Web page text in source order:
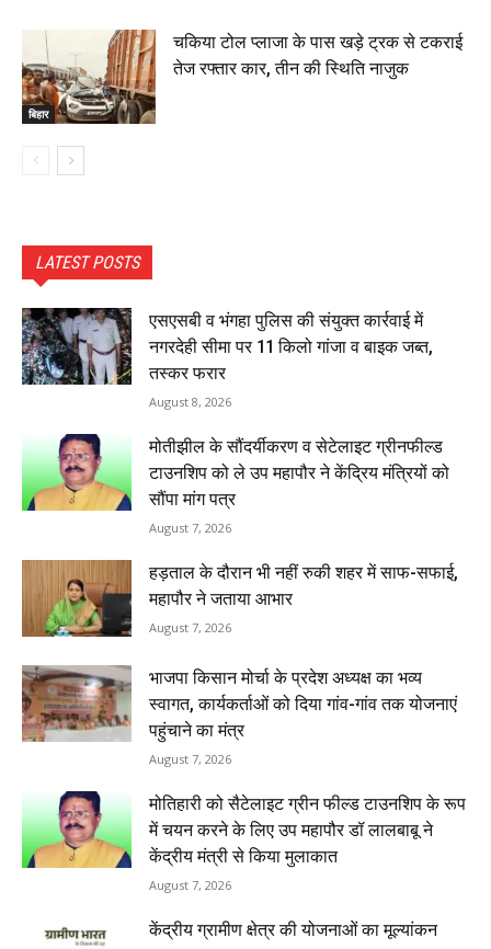
बिहार
चकिया टोल प्लाजा के पास खड़े ट्रक से टकराई
तेज रफ्तार कार, तीन की स्थिति नाजुक
LATEST POSTS
एसएसबी व भंगहा पुलिस की संयुक्त कार्रवाई में
नगरदेही सीमा पर 11 किलो गांजा व बाइक जब्त,
तस्कर फरार
August 8, 2026
मोतीझील के सौंदर्यीकरण व सेटेलाइट ग्रीनफील्ड
टाउनशिप को ले उप महापौर ने केंद्रिय मंत्रियों को
सौंपा मांग पत्र
August 7, 2026
हड़ताल के दौरान भी नहीं रुकी शहर में साफ-सफाई,
महापौर ने जताया आभार
August 7, 2026
भाजपा किसान मोर्चा के प्रदेश अध्यक्ष का भव्य
स्वागत, कार्यकर्ताओं को दिया गांव-गांव तक योजनाएं
पहुंचाने का मंत्र
August 7, 2026
मोतिहारी को सैटेलाइट ग्रीन फील्ड टाउनशिप के रूप
में चयन करने के लिए उप महापौर डॉ लालबाबू ने
केंद्रीय मंत्री से किया मुलाकात
August 7, 2026
केंद्रीय ग्रामीण क्षेत्र की योजनाओं का मूल्यांकन